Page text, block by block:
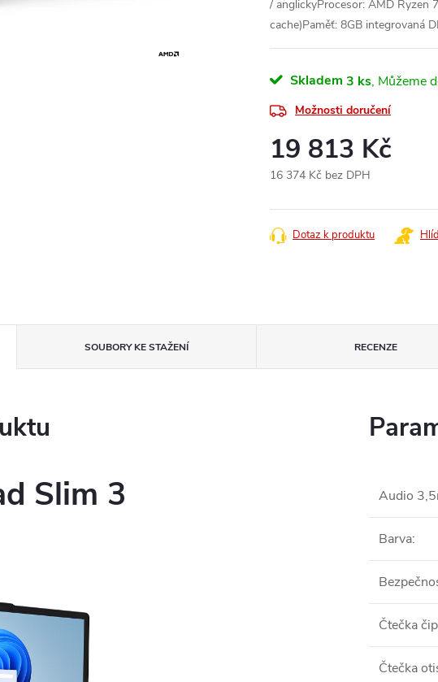
/ anglickyProcesor: AMD Ryzen
cache)Paměť: 8GB integrovaná
Skladem 3 ks
Možnosti doručení
19 813 Kč
16 374 Kč bez DPH
cena:
Dotaz k produktu
SOUBORY KE STAŽENÍ RECENZE
Slim 3 Audio
Barva:
Čtečka
Čtečka